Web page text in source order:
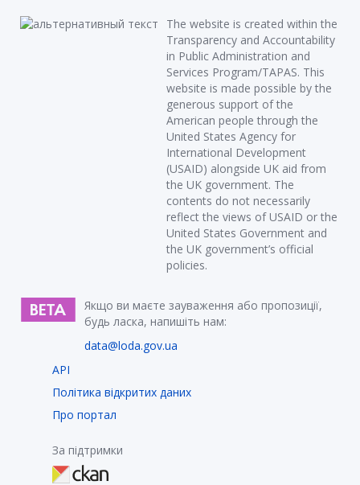
The website is created within the
Transparency and Accountability
in Public Administration and
Services Program/TAPAS. This
website is made possible by the
generous support of the
American people through the
United States Agency for
International Development
(USAID) alongside UK aid from
the UK government. The
contents do not necessarily
reflect the views of USAID or the
United States Government and
the UK government’s official
policies.
Якщо ви маєте зауваження або пропозиції,
будь ласка, напишіть нам:
data@loda.gov.ua
API
Політика відкритих даних
Про портал
За підтримки